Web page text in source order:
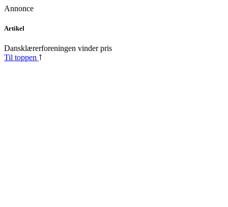
Annonce
Skip
content
Artikel
Dansklærerforeningen vinder pris
Til toppen